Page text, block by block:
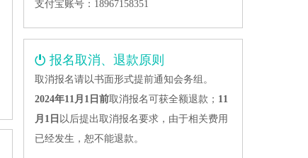
支付宝账号：18967158351
报名取消、退款原则
取消报名请以书面形式提前通知会务组。
2024年11月1日前取消报名可获全额退款； 11
月1日 以后提出取消报名要求，由于相关费用
已经发生，恕不能退款。